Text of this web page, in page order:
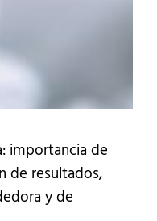
importancia de
de resultados,
y de